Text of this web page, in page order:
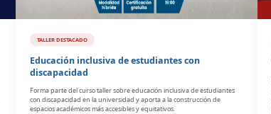
TALLER DESTACADO
Educación inclusiva de estudiantes con
discapacidad
Forma parte del curso taller sobre educación inclusiva de estudiantes
con discapacidad en la universidad y aporta a la construcción de
espacios académicos más accesibles y equitativos.